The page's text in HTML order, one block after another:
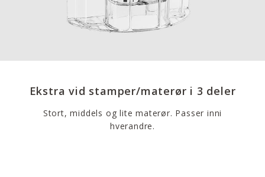
Ekstra vid stamper/materør i 3 deler
Stort, middels og lite materør. Passer inni
hverandre.